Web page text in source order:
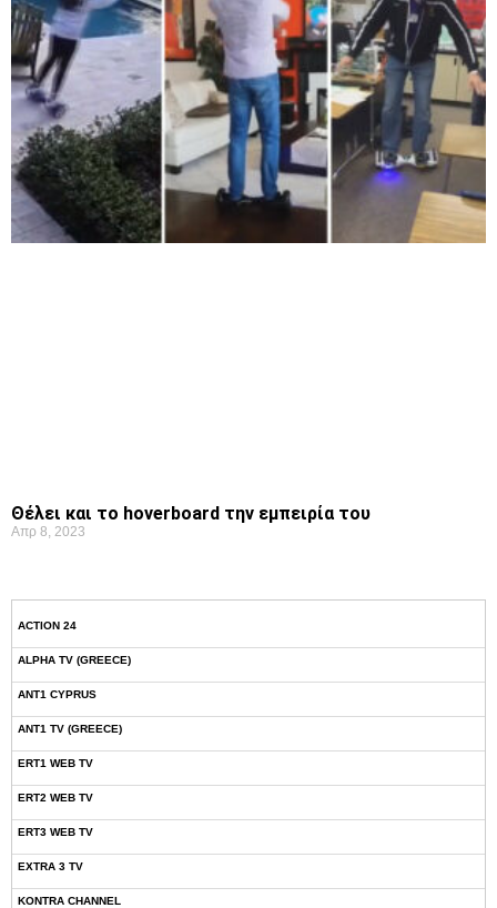
Θέλει και το hoverboard την εμπειρία του
Απρ 8, 2023
ACTION 24
ALPHA TV (GREECE)
ANT1 CYPRUS
ANT1 TV (GREECE)
ERT1 WEB TV
ERT2 WEB TV
ERT3 WEB TV
EXTRA 3 TV
KONTRA CHANNEL